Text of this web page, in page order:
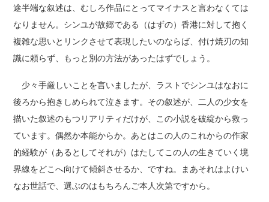
途半端な叙述は、むしろ作品にとってマイナスと言わなくては
なりません。シンユが故郷である（はずの）香港に対して抱く
複雑な思いとリンクさせて表現したいのならば、付け焼刃の知
識に頼らず、もっと別の方法があったはずでしょう。
少々手厳しいことを言いましたが、ラストでシンユはなおに
後ろから抱きしめられて泣きます。その叙述が、二人の少女を
描いた叙述のもつリアリティだけが、この小説を破綻から救っ
ています。偶然か本能からか。あとはこの人のこれからの作家
的経験が（あるとしてそれが）はたしてこの人の生きていく境
界線をどこへ向けて傾斜させるか、ですね。まあそれはよけい
なお世話で、選ぶのはもちろんご本人次第ですから。